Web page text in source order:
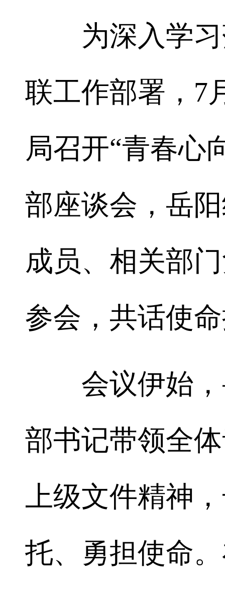
为深入学习
联工作部署，7
局召开“青春心
部座谈会，岳
成员、相关部
参会，共话使
会议伊始，
部书记带领全
上级文件精神
托、勇担使命